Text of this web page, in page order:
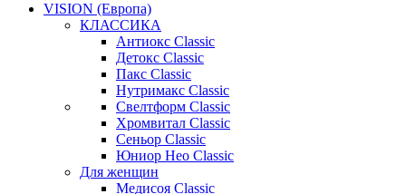
VISION (Европа)
КЛАССИКА
Антиокс Classic
Детокс Classic
Пакс Classic
Нутримакс Classic
Свелтформ Classic
Хромвитал Classic
Сеньор Classic
Юниор Нео Classic
Для женщин
Медисоя Classic